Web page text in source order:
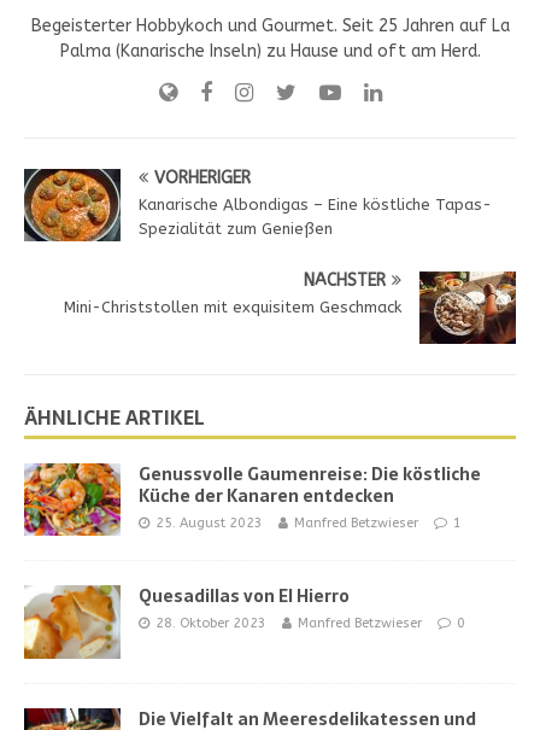
Begeisterter Hobbykoch und Gourmet. Seit 25 Jahren auf La
Palma (Kanarische Inseln) zu Hause und oft am Herd.
VORHERIGER
Kanarische Albondigas – Eine köstliche Tapas-
Spezialität zum Genießen
NÄCHSTER
Mini-Christstollen mit exquisitem Geschmack
ÄHNLICHE ARTIKEL
Genussvolle Gaumenreise: Die köstliche
Küche der Kanaren entdecken
25. August 2023 Manfred Betzwieser 1
Quesadillas von El Hierro
28. Oktober 2023 Manfred Betzwieser 0
Die Vielfalt an Meeresdelikatessen und